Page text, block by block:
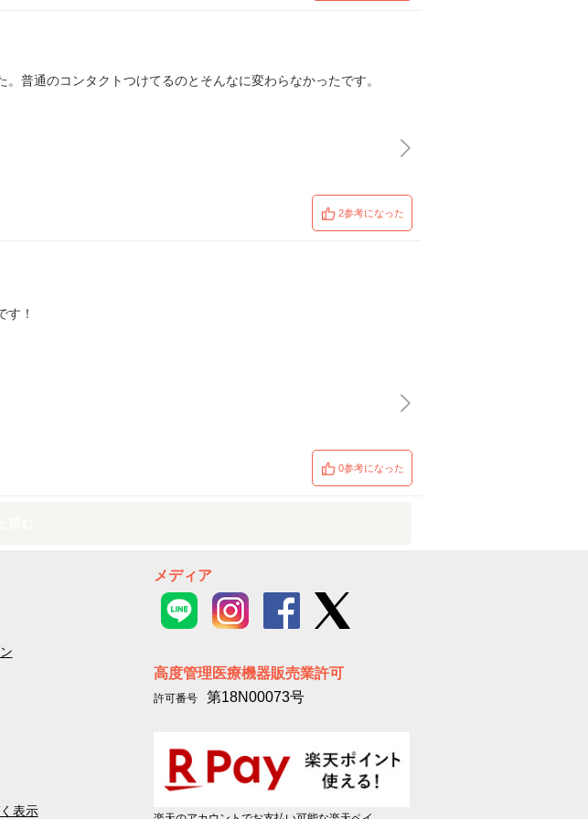
普通のコンタクトつけてるのとそんなに変わらなかったです。
2参考になった
す！
0参考になった
表示
メディア
高度管理医療機器販売業許可
許可番号 第18N00073号